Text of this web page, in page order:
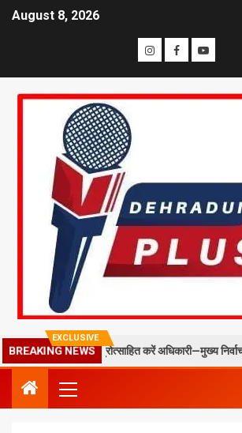
August 8, 2026
EXCLUSIVE
BREAKING NEWS
स्टाफ को प्रोत्साहित करें अधिकारी—मुख्य निर्वाचन